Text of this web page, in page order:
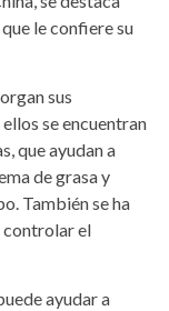
le confiere su
sus
se encuentran
que ayudan a
de grasa y
También se ha
controlar el
ayudar a